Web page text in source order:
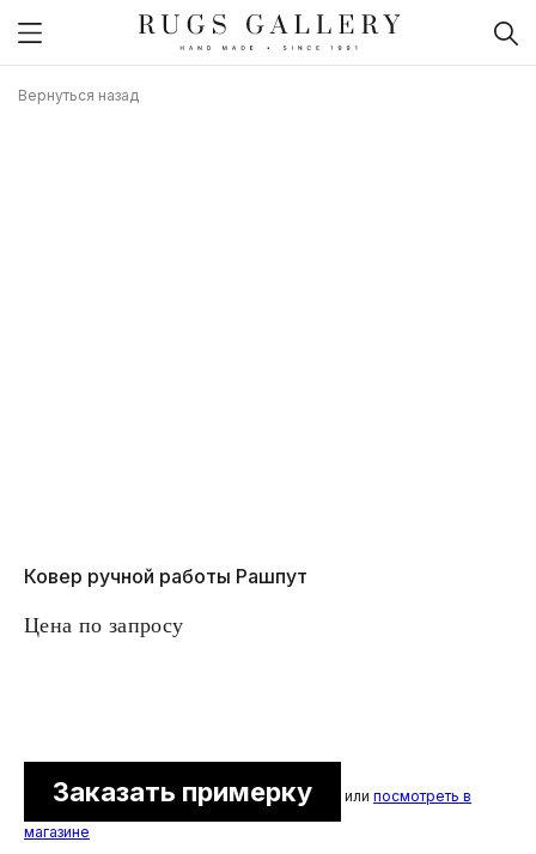
Вернуться назад
Ковер ручной работы Рашпут
Цена по запросу
Заказать примерку или посмотреть в
магазине